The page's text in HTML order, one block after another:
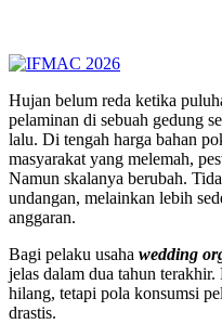
Hujan belum reda ketika
pelaminan di sebuah gedung
lalu. Di tengah harga bahan
masyarakat yang melemah,
Namun skalanya berubah.
undangan, melainkan lebih
anggaran.
Bagi pelaku usaha wedding
jelas dalam dua tahun
hilang, tetapi pola konsumsi
drastis.